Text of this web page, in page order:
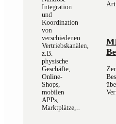
Integration
und
Koordination
von
verschiedenen
Vertriebskanälen,
z.B.
physische
Geschäfte,
Online-
Shops,
mobilen
APPs,
Marktplätze,..